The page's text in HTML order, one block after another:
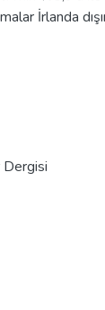
İrlanda